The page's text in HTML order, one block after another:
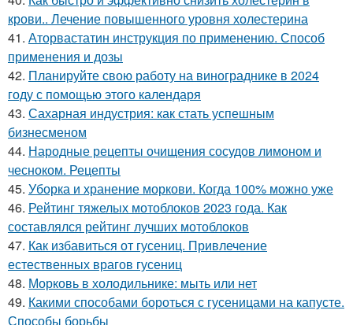
крови.. Лечение повышенного уровня холестерина
41. Аторвастатин инструкция по применению. Способ
применения и дозы
42. Планируйте свою работу на винограднике в 2024
году с помощью этого календаря
43. Сахарная индустрия: как стать успешным
бизнесменом
44. Народные рецепты очищения сосудов лимоном и
чесноком. Рецепты
45. Уборка и хранение моркови. Когда 100% можно уже
46. Рейтинг тяжелых мотоблоков 2023 года. Как
составлялся рейтинг лучших мотоблоков
47. Как избавиться от гусениц. Привлечение
естественных врагов гусениц
48. Морковь в холодильнике: мыть или нет
49. Какими способами бороться с гусеницами на капусте.
Способы борьбы